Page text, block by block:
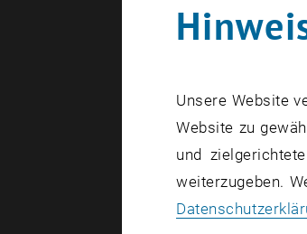
Unsere Website
Website zu
und
weiterzugeben.